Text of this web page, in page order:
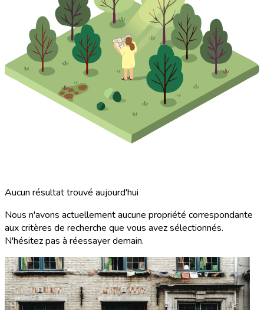
Aucun résultat trouvé aujourd'hui
Nous n'avons actuellement aucune propriété correspondante
aux critères de recherche que vous avez sélectionnés.
N'hésitez pas à réessayer demain.